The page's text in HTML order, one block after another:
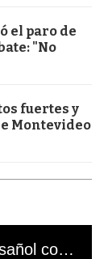
el paro de
"No
fuertes y
Montevideo
El mal momento de Yanina Gasañol con un hincha argentino en "Subrayado"